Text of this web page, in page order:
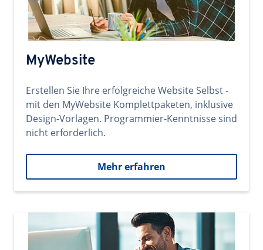
MyWebsite
Erstellen Sie Ihre erfolgreiche Website Selbst -
mit den MyWebsite Komplettpaketen, inklusive
Design-Vorlagen. Programmier-Kenntnisse sind
nicht erforderlich.
Mehr erfahren